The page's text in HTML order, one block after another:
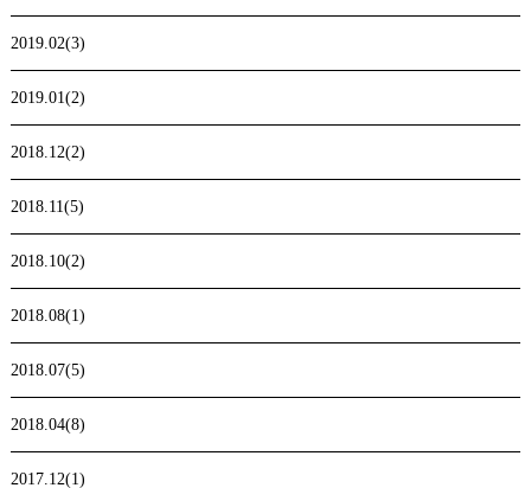
2019.02(3)
2019.01(2)
2018.12(2)
2018.11(5)
2018.10(2)
2018.08(1)
2018.07(5)
2018.04(8)
2017.12(1)